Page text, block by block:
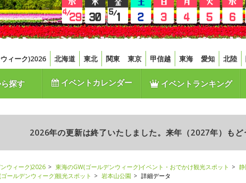
ィーク)2026 北海道 東北 関東 東京 甲信越 東海 愛知 北陸
探す イベントカレンダー イベントランキング
2026年の更新は終了いたしました。来年（2027年）もど
ウィーク)2026 東海のGW(ゴールデンウィーク)イベント・おでかけ観光スポット
ールデンウィーク)観光スポット
岩本山公園 詳細データ